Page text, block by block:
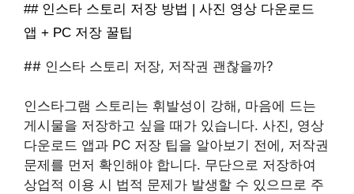
## 인스타 스토리 저장 방법 | 사진 영상 다운로드
앱 + PC 저장 꿀팁
## 인스타 스토리 저장, 저작권 괜찮을까?
인스타그램 스토리는 휘발성이 강해, 마음에 드는
게시물을 저장하고 싶을 때가 있습니다. 사진, 영상
다운로드 앱과 PC 저장 팁을 알아보기 전에, 저작권
문제를 먼저 확인해야 합니다. 무단으로 저장하여
상업적 이용 시 법적 문제가 발생할 수 있으므로 주